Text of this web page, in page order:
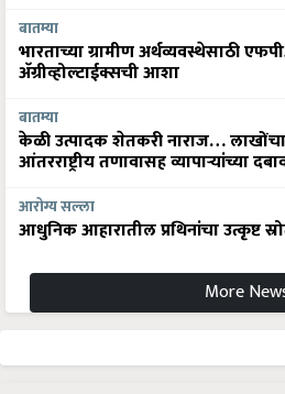
बातम्या
भारताच्या ग्रामीण अर्थव्यवस्थेसाठी
अ‍ॅग्रीव्होल्टाईक्सची आशा
बातम्या
केळी उत्पादक शेतकरी नाराज…
आंतरराष्ट्रीय तणावासह व्यापाऱ्यांच्या
आरोग्य सल्ला
आधुनिक आहारातील प्रथिनांचा उत्कृष्ट
More